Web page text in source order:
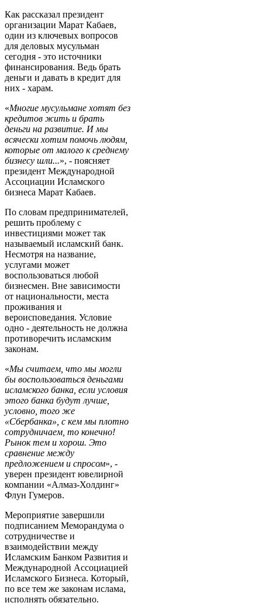
Как рассказал президент
организации Марат Кабаев,
один из ключевых вопросов
для деловых мусульман
сегодня - это источники
финансирования. Ведь брать
деньги и давать в кредит для
них - харам.
«Многие мусульмане хотят без
кредитов жить и брать
деньги на развитие. И мы
всячески хотим помочь людям,
которые от малого к среднему
бизнесу шли...», - поясняет
президент Международной
Ассоциации Исламского
бизнеса Марат Кабаев.
По словам предпринимателей,
решить проблему с
инвестициями может так
называемый исламский банк.
Несмотря на название,
услугами может
воспользоваться любой
бизнесмен. Вне зависимости
от национальности, места
проживания и
вероисповедания. Условие
одно - деятельность не должна
противоречить исламским
законам.
«Мы считаем, что мы могли
бы воспользоваться деньгами
исламского банка, если условия
этого банка будут лучше,
условно, того же
«Сбербанка», с кем мы плотно
сотрудничаем, то конечно!
Рынок тем и хорош. Это
сравнение между
предложением и спросом», -
уверен президент ювелирной
компании «Алмаз-Холдинг»
Флун Гумеров.
Мероприятие завершили
подписанием Меморандума о
сотрудничестве и
взаимодействии между
Исламским Банком Развития и
Международной Ассоциацией
Исламского Бизнеса. Который,
по все тем же законам ислама,
исполнять обязательно.